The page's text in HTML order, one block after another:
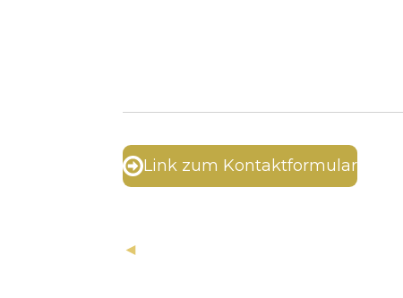
Link zum Kontaktformular
◄